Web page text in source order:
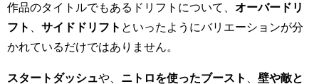
作品のタイトルでもあるドリフトについて、 オーバードリ
フト
サイドドリフト といったようにバリエーションが分
かれているだけではありません。
スタートダッシュ や、 ニトロを使ったブースト
壁や敵と